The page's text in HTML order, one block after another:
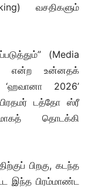
வசதிகளும்
(Media
என்ற உன்னதக்
2026’
டத்தோ ஸ்ரீ
தொடக்கி
பிறகு, கடந்த
இந்த பிரம்மாண்ட